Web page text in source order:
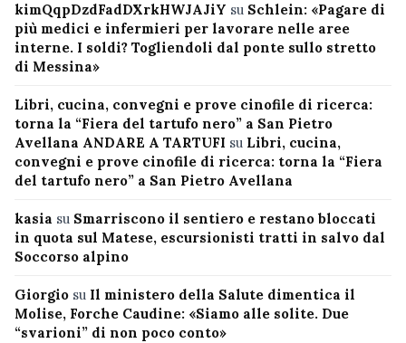
kimQqpDzdFadDXrkHWJAJiY su Schlein: «Pagare di
più medici e infermieri per lavorare nelle aree
interne. I soldi? Togliendoli dal ponte sullo stretto
di Messina»
Libri, cucina, convegni e prove cinofile di ricerca:
torna la “Fiera del tartufo nero” a San Pietro
Avellana ANDARE A TARTUFI su Libri, cucina,
convegni e prove cinofile di ricerca: torna la “Fiera
del tartufo nero” a San Pietro Avellana
kasia su Smarriscono il sentiero e restano bloccati
in quota sul Matese, escursionisti tratti in salvo dal
Soccorso alpino
Giorgio su Il ministero della Salute dimentica il
Molise, Forche Caudine: «Siamo alle solite. Due
“svarioni” di non poco conto»